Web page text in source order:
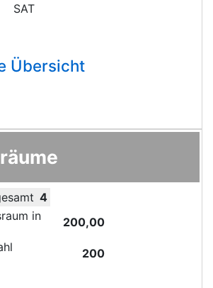
SAT
Übersicht
4
in
200,00
200